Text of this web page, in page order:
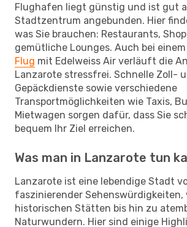
Flughafen liegt günstig und ist gut
Stadtzentrum angebunden. Hier
was Sie brauchen: Restaurants,
gemütliche Lounges. Auch bei einem
Flug mit Edelweiss Air verläuft die
Lanzarote stressfrei. Schnelle Zoll-
Gepäckdienste sowie verschiedene
Transportmöglichkeiten wie Taxis,
Mietwagen sorgen dafür, dass Sie
bequem Ihr Ziel erreichen.
Was man in Lanzarote tun
Lanzarote ist eine lebendige Stadt
faszinierender Sehenswürdigkeiten,
historischen Stätten bis hin zu
Naturwundern. Hier sind einige